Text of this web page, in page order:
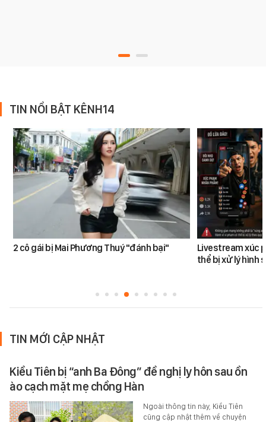
TIN NỔI BẬT KÊNH14
2 cô gái bị Mai Phương Thuý "đánh bại"
Livestream xúc
thể bị xử lý hình
TIN MỚI CẬP NHẬT
Kiều Tiên bị “anh Ba Đông” đề nghị ly hôn sau ồn
ào cạch mặt mẹ chồng Hàn
Ngoài thông tin này, Kiều Tiên
cũng cập nhật thêm về chuyện